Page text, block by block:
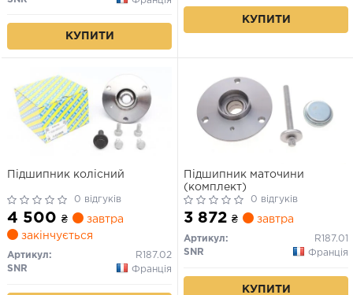
КУПИТИ
КУПИТИ
Підшипник колісний
0 відгуків
4 500 ₴
завтра
закінчується
Артикул:
R187.02
SNR
Франція
Підшипник маточини
(комплект)
0 відгуків
3 872 ₴ завтра
Артикул:
R187.01
SNR
Франція
КУПИТИ